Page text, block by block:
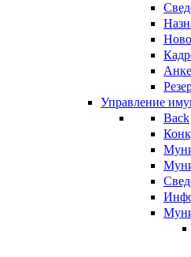
Управление
Back